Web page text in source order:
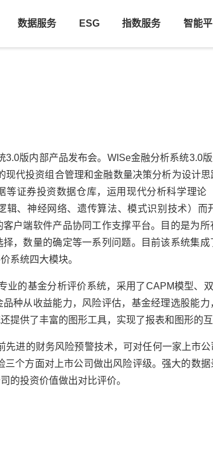
数据服务 ESG 指数服务 智能
3.0版内部产品发布会。 WISe金融分析系统3.0
现代投资组合管理和金融数量决策分析为设计
等证券投资数据仓库，运用现代分析科学理论
、神经网络、遗传算法、模式识别技术）而
户端软件产品协同工作支撑平台。目的是为
，数量的确定等一系列问题。目前该系统集
系统四大模块。
业的基金分析评价系统，采用了CAPM模型、
种从收益能力，风险评估，基金经理选股能
提供了丰富的图形工具，实现了报表和图形的互
先进的财务风险预警技术，可对任何一家上市
个方面对上市公司做出风险评级。强大的数
的投资价值做出对比评价。